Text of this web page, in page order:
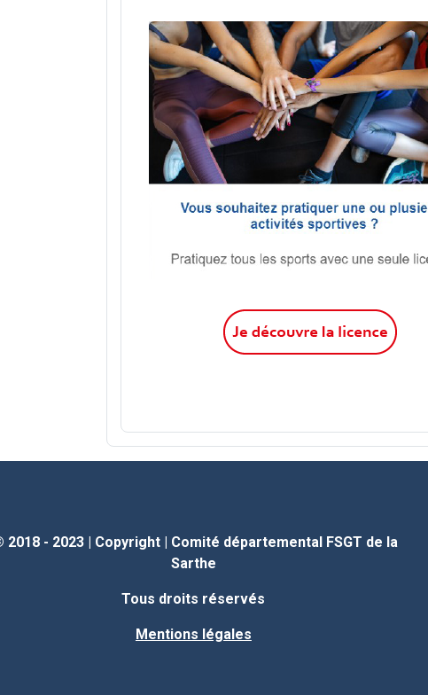
2018 - 2023 | Copyright| Comité départemental FSGT de la
Sarthe
Tous droits réservés
Mentions légales